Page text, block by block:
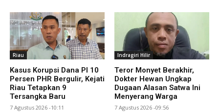
Riau
Kasus Korupsi Dana PI 10
Persen PHR Bergulir, Kejati
Riau Tetapkan 9
Tersangka Baru
7 Agustus 2026 -10:11
Indragiri Hilir
Teror Monyet Berakhir,
Dokter Hewan Ungkap
Dugaan Alasan Satwa Ini
Menyerang Warga
7 Agustus 2026 -09:56